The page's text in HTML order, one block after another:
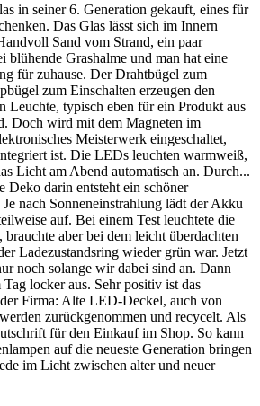
in seiner 6. Generation gekauft, eines für
Das Glas lässt sich im Innern
Sand vom Strand, ein paar
blühende Grashalme und man hat eine
für zuhause. Der Drahtbügel zum
zum Einschalten erzeugen den
Leuchte, typisch eben für ein Produkt aus
Doch wird mit dem Magneten im
Meisterwerk eingeschaltet,
ist. Die LEDs leuchten warmweiß,
Licht am Abend automatisch an. Durch...
Deko darin entsteht ein schöner
nach Sonneneinstrahlung lädt der Akku
auf. Bei einem Test leuchtete die
aber bei dem leicht überdachten
Ladezustandsring wieder grün war. Jetzt
noch solange wir dabei sind an. Dann
locker aus. Sehr positiv ist das
Firma: Alte LED-Deckel, auch von
zurückgenommen und recycelt. Als
für den Einkauf im Shop. So kann
auf die neueste Generation bringen
im Licht zwischen alter und neuer